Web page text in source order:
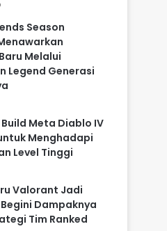
Season
Melalui
Legend Generasi
Meta Diablo IV
Menghadapi
Level Tinggi
Valorant Jadi
Dampaknya
Tim Ranked